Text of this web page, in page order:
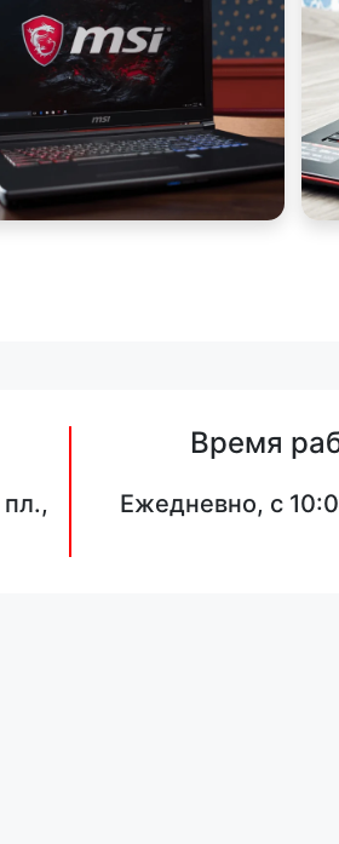
Время
Ежедневно, с